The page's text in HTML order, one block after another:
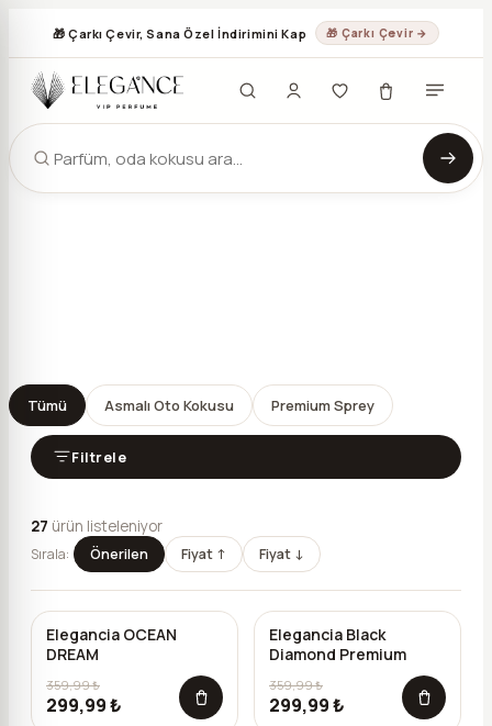
🎁 Çarkı Çevir, Sana Özel İndirimini Kap 🎁 Çarkı Çevir →
Tümü Asmalı Oto Kokusu Premium Sprey
Filtrele
27 ürün listeleniyor
Sırala: Önerilen Fiyat ↑ Fiyat ↓
-%17
Elegancia OCEAN
DREAM
359,99 ₺
299,99 ₺
-%17
Elegancia Black
Diamond Premium
359,99 ₺
299,99 ₺